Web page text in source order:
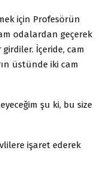
için Profesörün
odalardan geçerek
İçeride, cam
üstünde iki cam
şu ki, bu size
işaret ederek